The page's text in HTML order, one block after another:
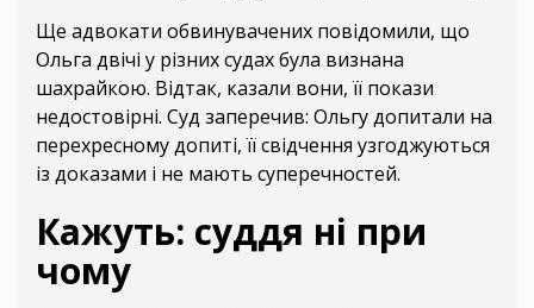
Ще адвокати обвинувачених повідомили, що
Ольга двічі у різних судах була визнана
шахрайкою. Відтак, казали вони, її покази
недостовірні. Суд заперечив: Ольгу допитали на
перехресному допиті, її свідчення узгоджуються
із доказами і не мають суперечностей.
Кажуть: суддя ні при
чому